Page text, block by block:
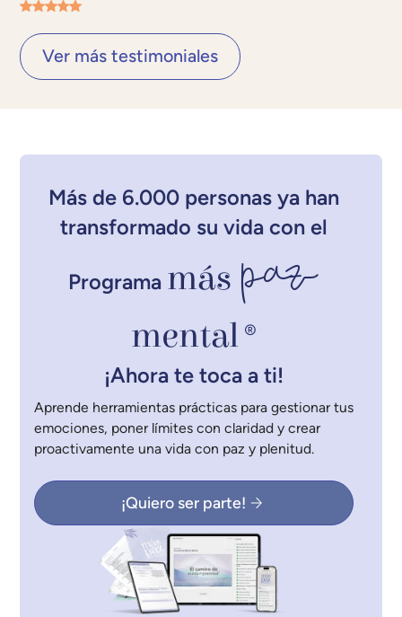
Ver más testimoniales
Más de 6.000 personas ya han
transformado su vida con el
Programa más paz
mental ®
¡Ahora te toca a ti!
Aprende herramientas prácticas para gestionar tus
emociones, poner límites con claridad y crear
proactivamente una vida con paz y plenitud.
¡Quiero ser parte!